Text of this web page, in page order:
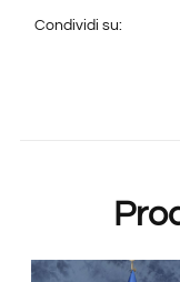
Condividi su: